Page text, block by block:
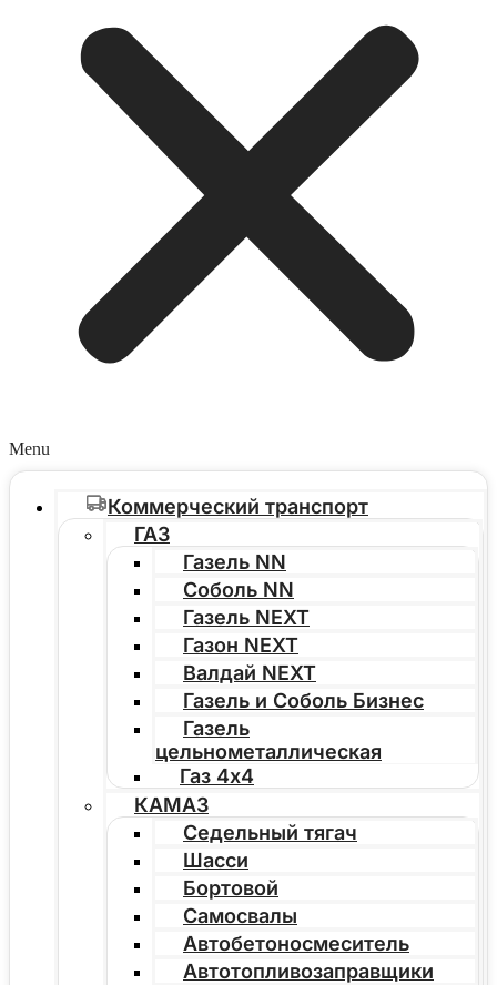
Menu
Коммерческий транспорт
ГАЗ
Газель NN
Соболь NN
Газель NEXT
Газон NEXT
Валдай NEXT
Газель и Соболь Бизнес
Газель
цельнометаллическая
Газ 4х4
КАМАЗ
Седельный тягач
Шасси
Бортовой
Самосвалы
Автобетоносмеситель
Автотопливозаправщики